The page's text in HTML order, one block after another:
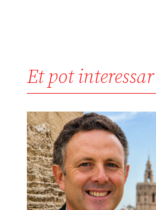
Et pot interessar